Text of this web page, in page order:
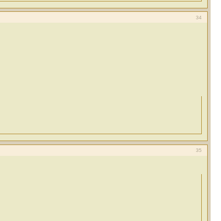
34
35